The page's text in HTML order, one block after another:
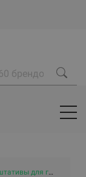
для гантелей